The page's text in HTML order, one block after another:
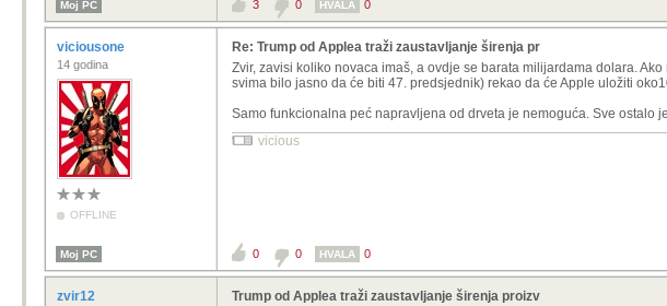
Moj PC 3 0 HVALA 0
viciousone
14 godina
OFFLINE
Re: Trump od Applea traži zaustavljanje širenja pr
Zvir, zavisi koliko novaca imaš, a ovdje se barata milijardama dolara.
svima bilo jasno da će biti 47. predsjednik) rekao da će Apple uložiti
Samo funkcionalna peć napravljena od drveta je nemoguća. Sve ostalo
vicious
Moj PC 0 0 HVALA 0
zvir12
Trump od Applea traži zaustavljanje širenja proizv